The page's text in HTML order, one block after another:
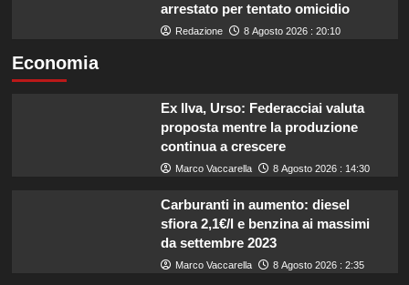
arrestato per tentato omicidio
Redazione 8 Agosto 2026 : 20:10
Economia
Ex Ilva, Urso: Federacciai valuta
proposta mentre la produzione
continua a crescere
Marco Vaccarella 8 Agosto 2026 : 14:30
Carburanti in aumento: diesel
sfiora 2,1€/l e benzina ai massimi
da settembre 2023
Marco Vaccarella 8 Agosto 2026 : 2:35